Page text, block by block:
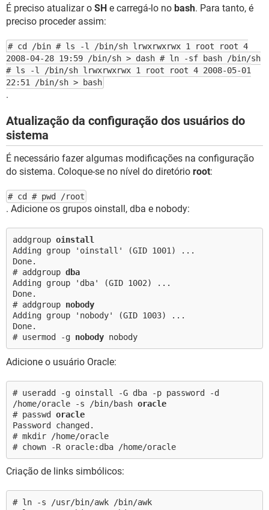
É preciso atualizar o SH e carregá-lo no bash. Para tanto, é
preciso proceder assim:
# cd /bin # ls -l /bin/sh lrwxrwxrwx 1 root root 4
2008-04-28 19:59 /bin/sh > dash # ln -sf bash /bin/sh
# ls -l /bin/sh lrwxrwxrwx 1 root root 4 2008-05-01
22:51 /bin/sh > bash
.
Atualização da configuração dos usuários do
sistema
É necessário fazer algumas modificações na configuração
do sistema. Coloque-se no nível do diretório root:
# cd # pwd /root
. Adicione os grupos oinstall, dba e nobody:
addgroup oinstall
Adding group 'oinstall' (GID 1001) ...
Done.
# addgroup dba
Adding group 'dba' (GID 1002) ...
Done.
# addgroup nobody
Adding group 'nobody' (GID 1003) ...
Done.
# usermod -g nobody nobody
Adicione o usuário Oracle:
# useradd -g oinstall -G dba -p password -d
/home/oracle -s /bin/bash oracle
# passwd oracle
Password changed.
# mkdir /home/oracle
# chown -R oracle:dba /home/oracle
Criação de links simbólicos:
# ln -s /usr/bin/awk /bin/awk